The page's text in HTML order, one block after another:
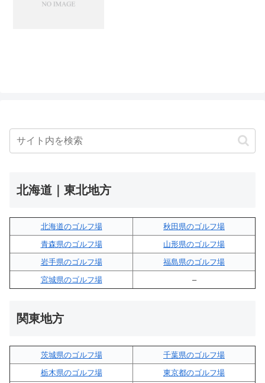
北海道｜東北地方
北海道のゴルフ場
秋田県のゴルフ場
青森県のゴルフ場
山形県のゴルフ場
岩手県のゴルフ場
福島県のゴルフ場
宮城県のゴルフ場
–
関東地方
茨城県のゴルフ場
千葉県のゴルフ場
栃木県のゴルフ場
東京都のゴルフ場